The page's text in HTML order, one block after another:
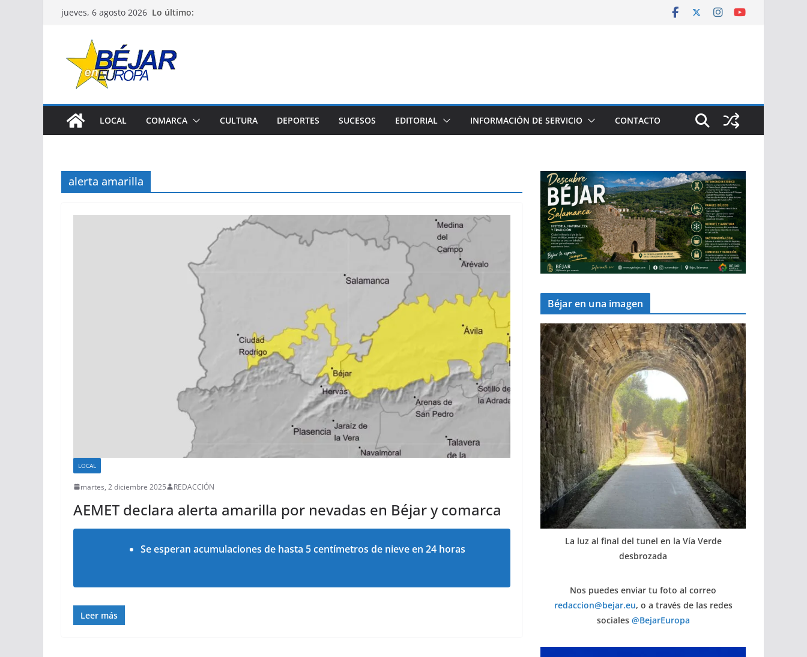
Saltarjueves, 6 agosto 2026 Lo último:
LOCAL COMARCA CULTURA DEPORTES SUCESOS EDITORIAL INFORMACIÓN DE SERVICIO CONTACTO
alerta amarilla
LOCAL
martes, 2 diciembre 2025 REDACCIÓN
AEMET declara alerta amarilla por nevadas en Béjar y comarca
Se esperan acumulaciones de hasta 5 centímetros de nieve en 24 horas
Leer más
Béjar en una imagen
La luz al final del tunel en la Vía Verde
desbrozada
Nos puedes enviar tu foto al correo
redaccion@bejar.eu, o a través de las redes
sociales @BejarEuropa